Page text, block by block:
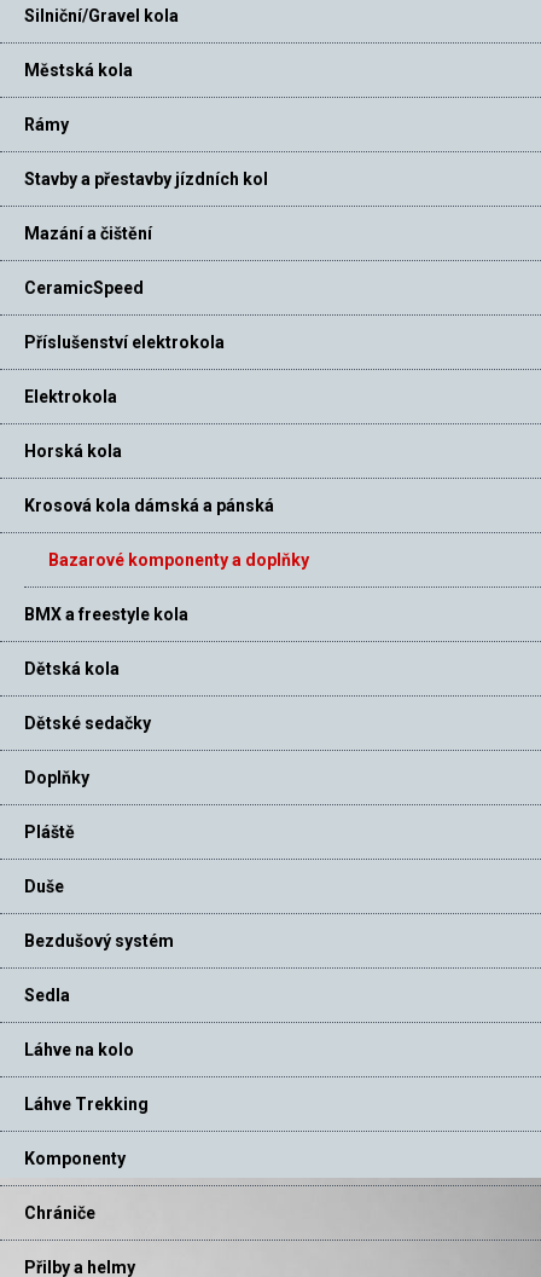
Silniční/Gravel kola
Městská kola
Rámy
Stavby a přestavby jízdních kol
Mazání a čištění
CeramicSpeed
Příslušenství elektrokola
Elektrokola
Horská kola
Krosová kola dámská a pánská
Bazarové komponenty a doplňky
BMX a freestyle kola
Dětská kola
Dětské sedačky
Doplňky
Pláště
Duše
Bezdušový systém
Sedla
Láhve na kolo
Láhve Trekking
Komponenty
Chrániče
Přilby a helmy